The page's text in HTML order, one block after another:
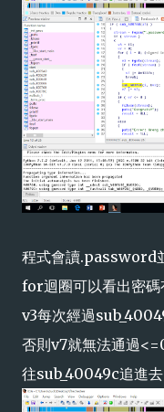
程式會讀.password
for迴圈可以看出密碼
v3每次經過
否則v7就無法通過
往sub_40049c追進去